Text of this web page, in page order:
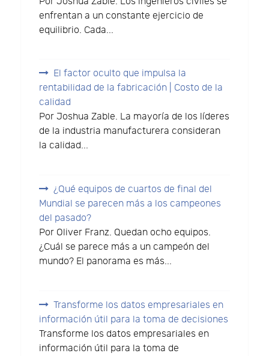
enfrentan a un constante ejercicio de
equilibrio. Cada...
El factor oculto que impulsa la
rentabilidad de la fabricación | Costo de la
calidad
Por Joshua Zable. La mayoría de los líderes
de la industria manufacturera consideran
la calidad...
¿Qué equipos de cuartos de final del
Mundial se parecen más a los campeones
del pasado?
Por Oliver Franz. Quedan ocho equipos.
¿Cuál se parece más a un campeón del
mundo? El panorama es más...
Transforme los datos empresariales en
información útil para la toma de decisiones
Transforme los datos empresariales en
información útil para la toma de